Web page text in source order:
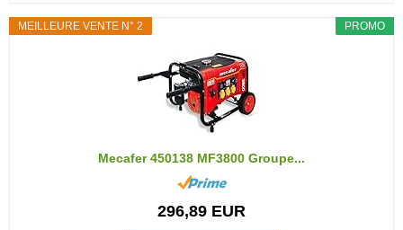
PROMO
MEILLEURE VENTE N° 2
Mecafer 450138 MF3800 Groupe...
296,89 EUR